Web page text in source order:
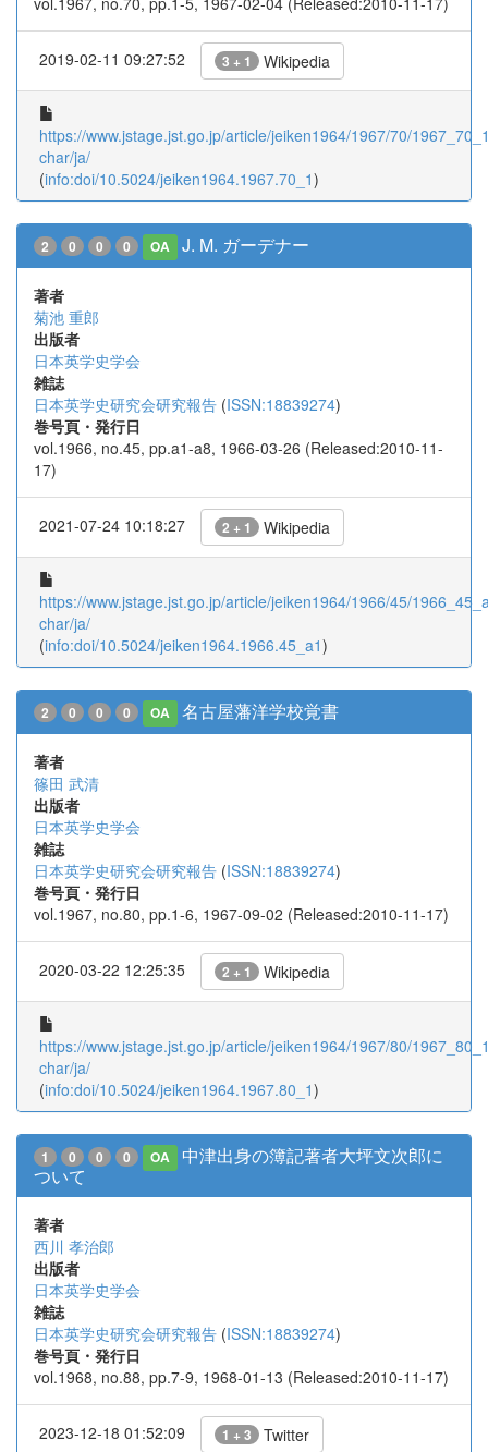
2019-02-11 09:27:52 3 + 1 Wikipedia
https://www.jstage.jst.go.jp/article/jeiken1964/1967/70/
char/ja/
(info:doi/10.5024/jeiken1964.1967.70_1)
2 0 0 0 OA J. M. ガーデナー
著者
菊池 重郎
出版者
日本英学史学会
雑誌
日本英学史研究会研究報告 (ISSN:18839274)
巻号頁・発行日
vol.1966, no.45, pp.a1-a8, 1966-03-26 (Released:2010-11-
17)
2021-07-24 10:18:27 2 + 1 Wikipedia
https://www.jstage.jst.go.jp/article/jeiken1964/1966/45/
char/ja/
(info:doi/10.5024/jeiken1964.1966.45_a1)
2 0 0 0 OA 名古屋藩洋学校覚書
著者
篠田 武清
出版者
日本英学史学会
雑誌
日本英学史研究会研究報告 (ISSN:18839274)
巻号頁・発行日
vol.1967, no.80, pp.1-6, 1967-09-02 (Released:2010-11-17)
2020-03-22 12:25:35 2 + 1 Wikipedia
https://www.jstage.jst.go.jp/article/jeiken1964/1967/80/
char/ja/
(info:doi/10.5024/jeiken1964.1967.80_1)
1 0 0 0 OA
中津出身の簿記著者大坪文次郎に
ついて
著者
西川 孝治郎
出版者
日本英学史学会
雑誌
日本英学史研究会研究報告 (ISSN:18839274)
巻号頁・発行日
vol.1968, no.88, pp.7-9, 1968-01-13 (Released:2010-11-17)
2023-12-18 01:52:09 1 + 3 Twitter